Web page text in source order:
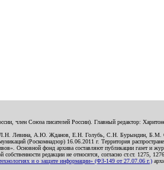
член Союза писателей России). Главный редактор:
Л.Н. Левина, А.Ю. Жданов, Е.Н. Голубь, С.Н. Бурындин, Б.М.
(Роскомнадзор) 16.06.2011 г. Территория
Основной фонд архива составляют публикации газет и
редакции не относятся, согласно ст.ст. 1275,
и о защите информации» (ФЗ-149 от 27.07.06 г.)